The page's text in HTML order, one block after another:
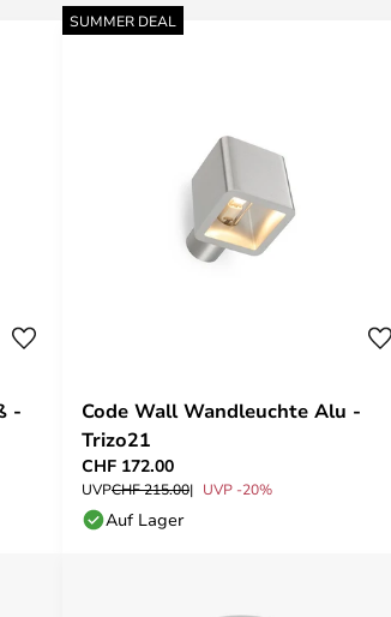
-
SUMMER DEAL
Code Wall Wandleuchte Alu -
Trizo21
CHF 172.00
UVPCHF 215.00 UVP -20%
Auf Lager